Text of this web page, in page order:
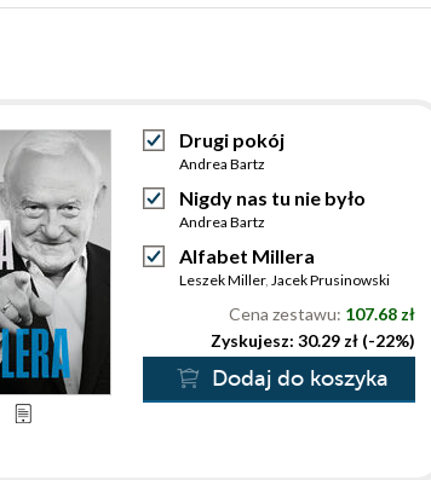
Drugi pokój
Andrea Bartz
Nigdy nas tu nie było
Andrea Bartz
Alfabet Millera
Leszek Miller, Jacek Prusinowski
Cena zestawu: 107.68 zł
Zyskujesz: 30.29 zł (-22%)
Dodaj do koszyka